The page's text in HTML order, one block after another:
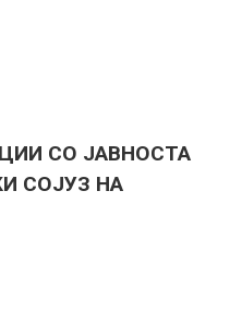
СО ЈАВНОСТА
СОЈУЗ НА